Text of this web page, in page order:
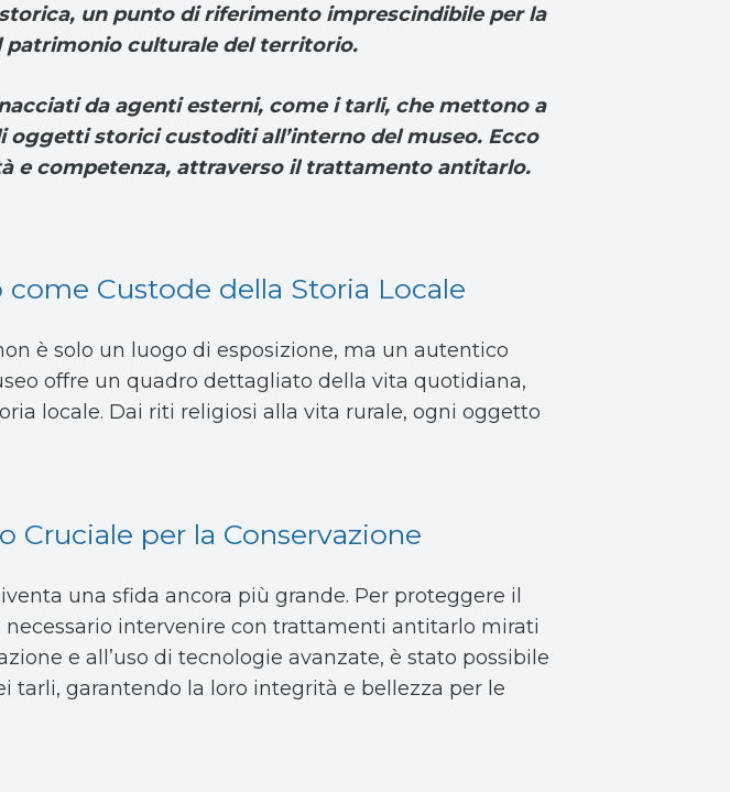
un punto di riferimento imprescindibile per la
patrimonio culturale del territorio.
da agenti esterni, come i tarli, che mettono a
oggetti storici custoditi all’interno del museo. Ecco
e competenza, attraverso il trattamento antitarlo.
come Custode della Storia Locale
è solo un luogo di esposizione, ma un autentico
offre un quadro dettagliato della vita quotidiana,
locale. Dai riti religiosi alla vita rurale, ogni oggetto
Cruciale per la Conservazione
una sfida ancora più grande. Per proteggere il
intervenire con trattamenti antitarlo mirati
e all’uso di tecnologie avanzate, è stato possibile
tarli, garantendo la loro integrità e bellezza per le